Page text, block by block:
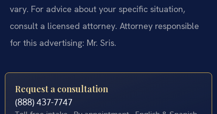
vary. For advice about your specific situation,
consult a licensed attorney. Attorney responsible
for this advertising: Mr. Sris.
Request a consultation
(888) 437-7747